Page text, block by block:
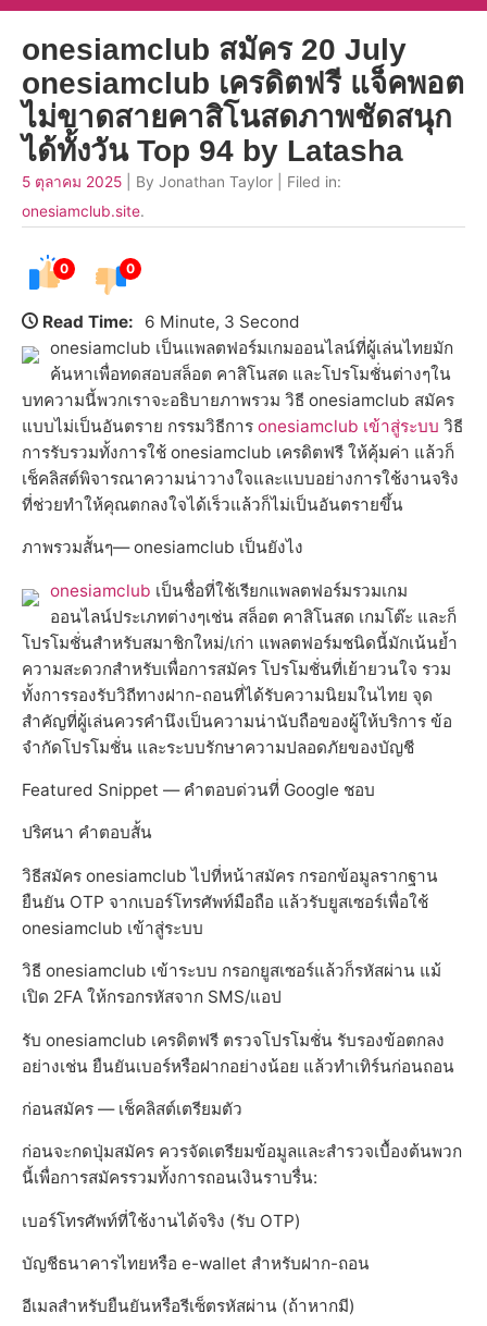
onesiamclub สมัคร 20 July
onesiamclub เครดิตฟรี แจ็คพอต
ไม่ขาดสายคาสิโนสดภาพชัดสนุก
ได้ทั้งวัน Top 94 by Latasha
5 ตุลาคม 2025 | By Jonathan Taylor | Filed in:
onesiamclub.site.
0 0
Read Time:
6 Minute, 3 Second
onesiamclub เป็นแพลตฟอร์มเกมออนไลน์ที่ผู้เล่นไทยมัก
ค้นหาเพื่อทดสอบสล็อต คาสิโนสด และโปรโมชั่นต่างๆใน
บทความนี้พวกเราจะอธิบายภาพรวม วิธี onesiamclub สมัคร
แบบไม่เป็นอันตราย กรรมวิธีการ onesiamclub เข้าสู่ระบบ วิธี
การรับรวมทั้งการใช้ onesiamclub เครดิตฟรี ให้คุ้มค่า แล้วก็
เช็คลิสต์พิจารณาความน่าวางใจและแบบอย่างการใช้งานจริง
ที่ช่วยทำให้คุณตกลงใจได้เร็วแล้วก็ไม่เป็นอันตรายขึ้น
ภาพรวมสั้นๆ— onesiamclub เป็นยังไง
onesiamclub เป็นชื่อที่ใช้เรียกแพลตฟอร์มรวมเกม
ออนไลน์ประเภทต่างๆเช่น สล็อต คาสิโนสด เกมโต๊ะ และก็
โปรโมชั่นสำหรับสมาชิกใหม่/เก่า แพลตฟอร์มชนิดนี้มักเน้นย้ำ
ความสะดวกสำหรับเพื่อการสมัคร โปรโมชั่นที่เย้ายวนใจ รวม
ทั้งการรองรับวิถีทางฝาก-ถอนที่ได้รับความนิยมในไทย จุด
สำคัญที่ผู้เล่นควรคำนึงเป็นความน่านับถือของผู้ให้บริการ ข้อ
จำกัดโปรโมชั่น และระบบรักษาความปลอดภัยของบัญชี
Featured Snippet — คำตอบด่วนที่ Google ชอบ
ปริศนา คำตอบสั้น
วิธีสมัคร onesiamclub ไปที่หน้าสมัคร กรอกข้อมูลรากฐาน
ยืนยัน OTP จากเบอร์โทรศัพท์มือถือ แล้วรับยูสเซอร์เพื่อใช้
onesiamclub เข้าสู่ระบบ
วิธี onesiamclub เข้าระบบ กรอกยูสเซอร์แล้วก็รหัสผ่าน แม้
เปิด 2FA ให้กรอกรหัสจาก SMS/แอป
รับ onesiamclub เครดิตฟรี ตรวจโปรโมชั่น รับรองข้อตกลง
อย่างเช่น ยืนยันเบอร์หรือฝากอย่างน้อย แล้วทำเทิร์นก่อนถอน
ก่อนสมัคร — เช็คลิสต์เตรียมตัว
ก่อนจะกดปุ่มสมัคร ควรจัดเตรียมข้อมูลและสำรวจเบื้องต้นพวก
นี้เพื่อการสมัครรวมทั้งการถอนเงินราบรื่น:
เบอร์โทรศัพท์ที่ใช้งานได้จริง (รับ OTP)
บัญชีธนาคารไทยหรือ e-wallet สำหรับฝาก-ถอน
อีเมลสำหรับยืนยันหรือรีเซ็ตรหัสผ่าน (ถ้าหากมี)